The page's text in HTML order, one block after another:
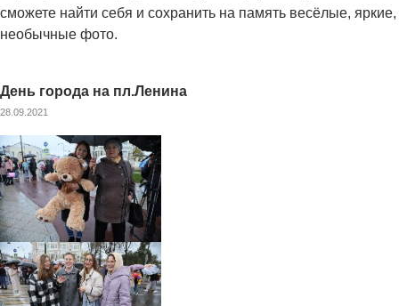
сможете найти себя и сохранить на память весёлые, яркие,
необычные фото.
День города на пл.Ленина
28.09.2021